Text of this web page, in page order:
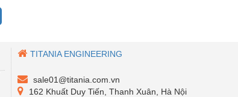
TITANIA ENGINEERING
sale01@titania.com.vn
162 Khuất Duy Tiến, Thanh Xuân, Hà Nội